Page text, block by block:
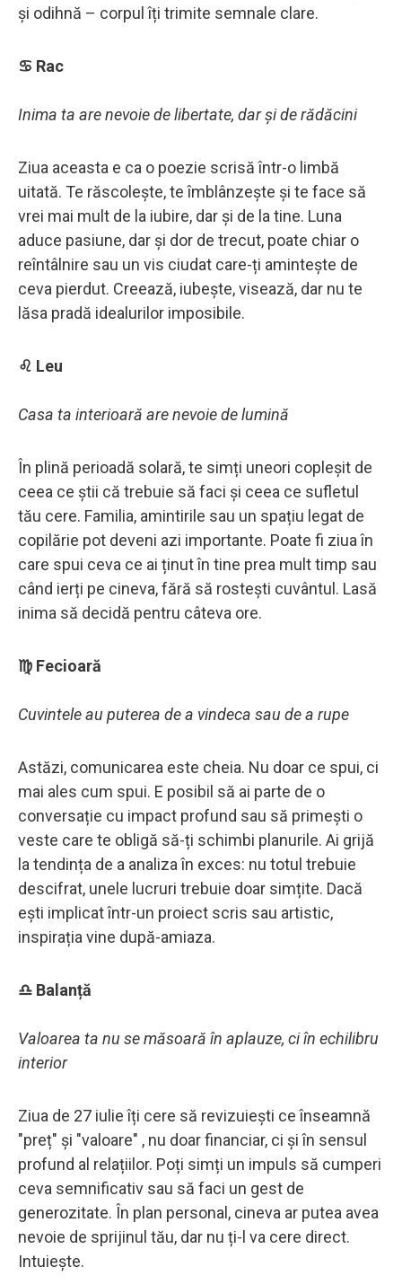
și odihnă – corpul îți trimite semnale clare.
♋ Rac
Inima ta are nevoie de libertate, dar și de rădăcini
Ziua aceasta e ca o poezie scrisă într-o limbă
uitată. Te răscolește, te îmblânzește și te face să
vrei mai mult de la iubire, dar și de la tine. Luna
aduce pasiune, dar și dor de trecut, poate chiar o
reîntâlnire sau un vis ciudat care-ți amintește de
ceva pierdut. Creează, iubește, visează, dar nu te
lăsa pradă idealurilor imposibile.
♌ Leu
Casa ta interioară are nevoie de lumină
În plină perioadă solară, te simți uneori copleșit de
ceea ce știi că trebuie să faci și ceea ce sufletul
tău cere. Familia, amintirile sau un spațiu legat de
copilărie pot deveni azi importante. Poate fi ziua în
care spui ceva ce ai ținut în tine prea mult timp sau
când ierți pe cineva, fără să rostești cuvântul. Lasă
inima să decidă pentru câteva ore.
♍ Fecioară
Cuvintele au puterea de a vindeca sau de a rupe
Astăzi, comunicarea este cheia. Nu doar ce spui, ci
mai ales cum spui. E posibil să ai parte de o
conversație cu impact profund sau să primești o
veste care te obligă să-ți schimbi planurile. Ai grijă
la tendința de a analiza în exces: nu totul trebuie
descifrat, unele lucruri trebuie doar simțite. Dacă
ești implicat într-un proiect scris sau artistic,
inspirația vine după-amiaza.
♎ Balanță
Valoarea ta nu se măsoară în aplauze, ci în echilibru
interior
Ziua de 27 iulie îți cere să revizuiești ce înseamnă
"preț" și "valoare" , nu doar financiar, ci și în sensul
profund al relațiilor. Poți simți un impuls să cumperi
ceva semnificativ sau să faci un gest de
generozitate. În plan personal, cineva ar putea avea
nevoie de sprijinul tău, dar nu ți-l va cere direct.
Intuiește.